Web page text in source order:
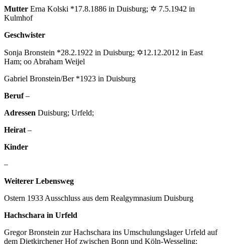
Mutter Erna Kolski *17.8.1886 in Duisburg; ✡ 7.5.1942 in
Kulmhof
Geschwister
Sonja Bronstein *28.2.1922 in Duisburg; ✡12.12.2012 in East
Ham; oo Abraham Weijel
Gabriel Bronstein/Ber *1923 in Duisburg
Beruf–
Adressen Duisburg; Urfeld;
Heirat –
Kinder
–
Weiterer Lebensweg
Ostern 1933 Ausschluss aus dem Realgymnasium Duisburg
Hachschara in Urfeld
Gregor Bronstein zur Hachschara ins Umschulungslager Urfeld auf
dem Dietkirchener Hof zwischen Bonn und Köln-Wesseling;